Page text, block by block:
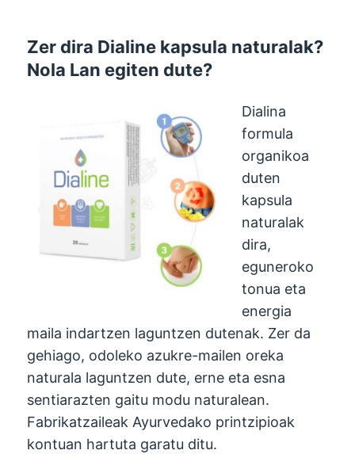
Zer dira Dialine kapsula naturalak?
Nola Lan egiten dute?
Dialina
formula
organikoa
duten
kapsula
naturalak
dira,
eguneroko
tonua eta
energia
maila indartzen laguntzen dutenak. Zer da
gehiago, odoleko azukre-mailen oreka
naturala laguntzen dute, erne eta esna
sentiarazten gaitu modu naturalean.
Fabrikatzaileak Ayurvedako printzipioak
kontuan hartuta garatu ditu.